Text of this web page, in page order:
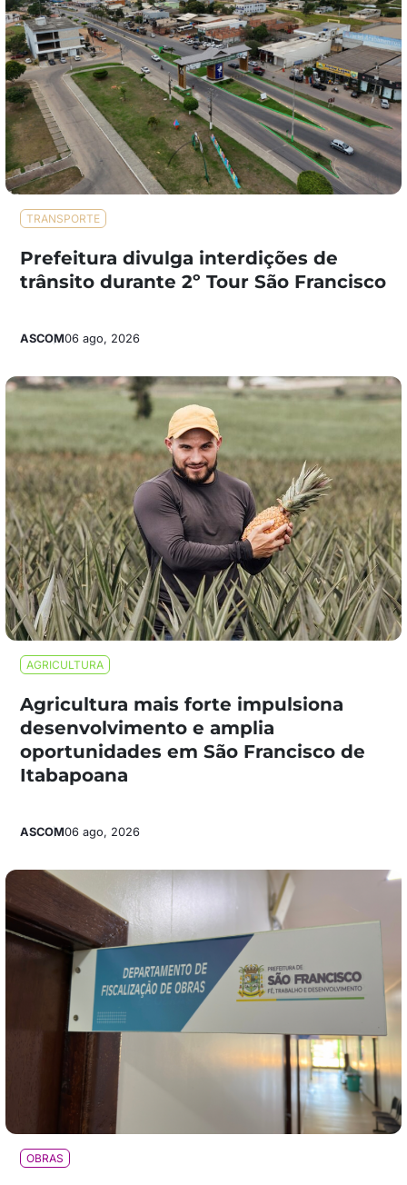
TRANSPORTE
Prefeitura divulga interdições de
trânsito durante 2º Tour São Francisco
ASCOM06 ago, 2026
AGRICULTURA
Agricultura mais forte impulsiona
desenvolvimento e amplia
oportunidades em São Francisco de
Itabapoana
ASCOM06 ago, 2026
OBRAS